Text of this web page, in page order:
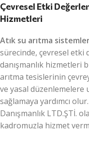
Çevresel Etki
Hizmetleri
Atık su arıtma
sürecinde, çevresel etki
danışmanlık hizmetleri
arıtma tesislerinin
ve yasal
sağlamaya yardımcı
Danışmanlık LTD.ŞTİ.
kadromuzla hizmet